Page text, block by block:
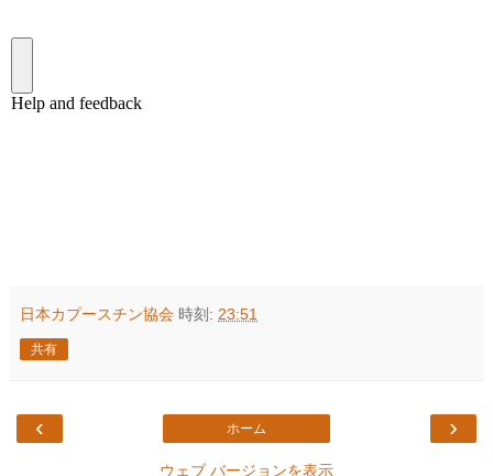
日本カプースチン協会 時刻: 23:51
共有
‹ ›
ホーム
ウェブ バージョンを表示